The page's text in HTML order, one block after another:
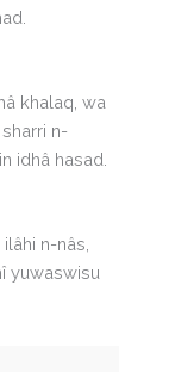
khalaq, wa
n-
idhâ hasad.
n-nâs,
yuwaswisu